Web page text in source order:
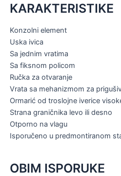
KARAKTERISTIKE
Konzolni element
Uska ivica
Sa jednim vratima
Sa fiksnom policom
Ručka za otvaranje
Vrata sa mehanizmom za
Ormarić od troslojne iverice
Strana graničnika levo ili desno
Otporno na vlagu
Isporučeno u predmontiranom
OBIM ISPORUKE